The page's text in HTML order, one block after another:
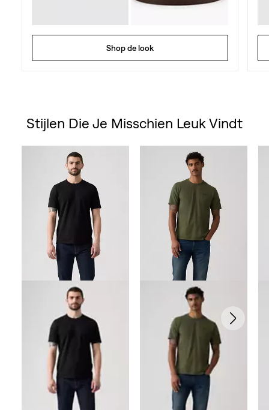
Shop de look
Stijlen Die Je Misschien Leuk Vindt